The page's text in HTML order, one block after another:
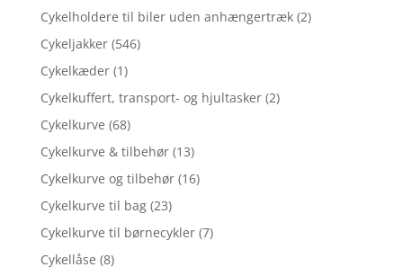
Cykelholdere til biler uden anhængertræk (2)
Cykeljakker (546)
Cykelkæder (1)
Cykelkuffert, transport- og hjultasker (2)
Cykelkurve (68)
Cykelkurve & tilbehør (13)
Cykelkurve og tilbehør (16)
Cykelkurve til bag (23)
Cykelkurve til børnecykler (7)
Cykellåse (8)